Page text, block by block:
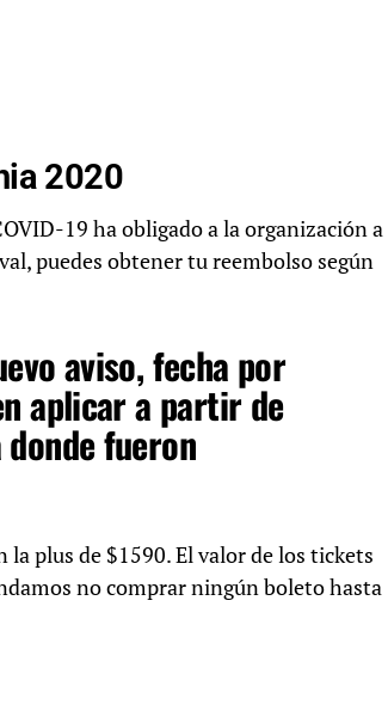
2020
19 ha obligado a la organización a
puedes obtener tu reembolso según
aviso, fecha por
aplicar a partir de
fueron
la plus de $1590. El valor de los tickets
no comprar ningún boleto hasta